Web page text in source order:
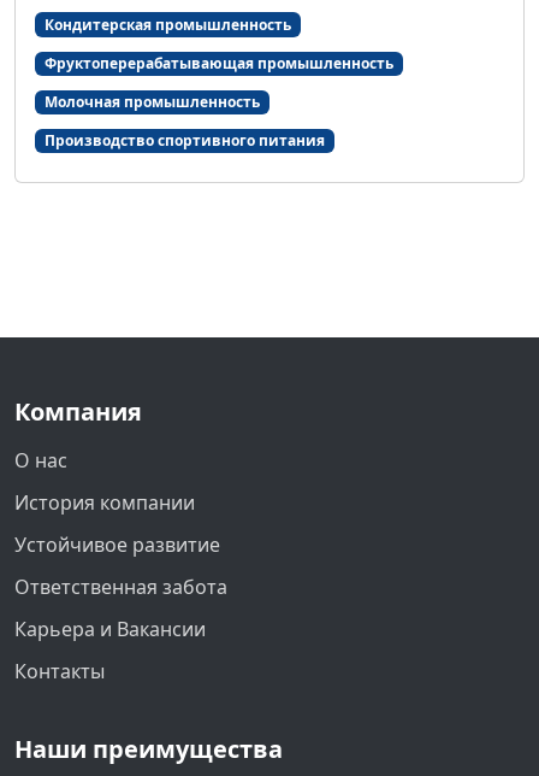
Кондитерская промышленность
Фруктоперерабатывающая промышленность
Молочная промышленность
Производство спортивного питания
Компания
О нас
История компании
Устойчивое развитие
Ответственная забота
Карьера и Вакансии
Контакты
Наши преимущества